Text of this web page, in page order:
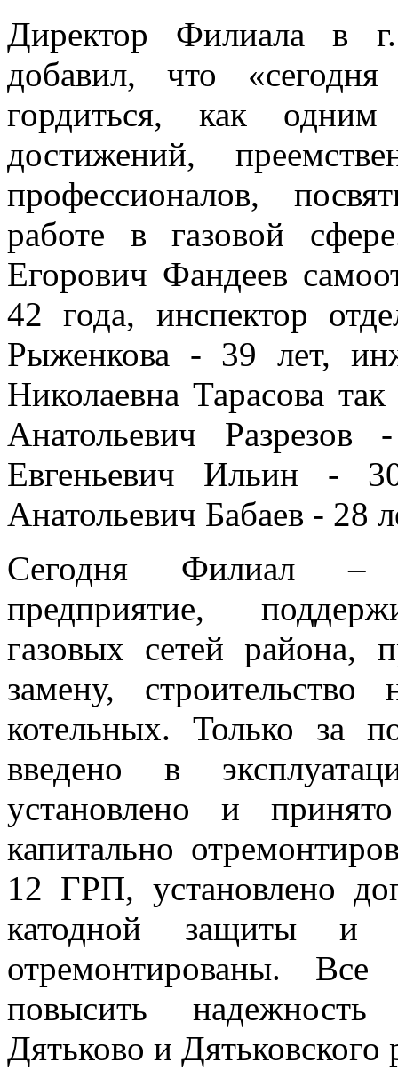
Директор Филиала в
добавил, что
гордиться, как
достижений,
профессионалов,
работе в газовой
Егорович Фандеев
42 года, инспектор
Рыженкова - 39 лет,
Николаевна Тарасова
Анатольевич
Евгеньевич Ильин -
Анатольевич Бабаев - 28
Сегодня Филиал –
предприятие,
газовых сетей района,
замену, строительство
котельных. Только за
введено в
установлено и
капитально
12 ГРП, установлено
катодной защиты
отремонтированы. Все
повысить
Дятьково и Дятьковского